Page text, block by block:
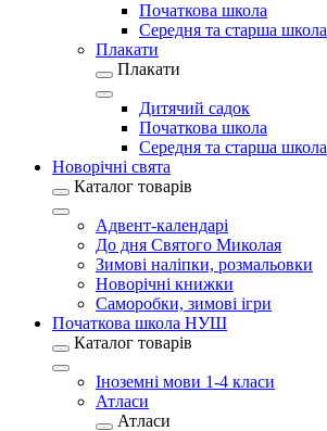
Початкова школа
Середня та старша школа
Плакати
Плакати
Дитячий садок
Початкова школа
Середня та старша школа
Новорічні свята
Каталог товарів
Адвент-календарі
До дня Святого Миколая
Зимові наліпки, розмальовки
Новорічні книжки
Саморобки, зимові ігри
Початкова школа НУШ
Каталог товарів
Іноземні мови 1-4 класи
Атласи
Атласи